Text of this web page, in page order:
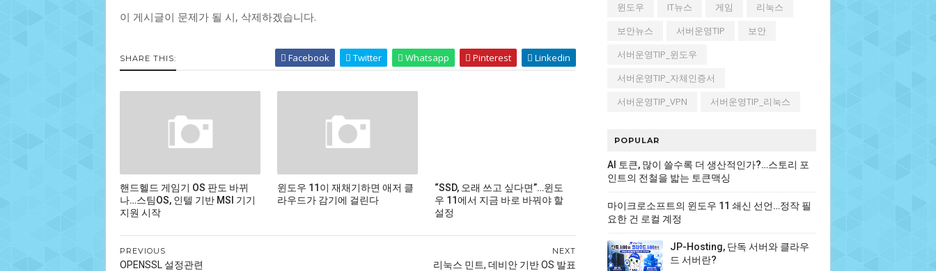
이 게시글이 문제가 될 시, 삭제하겠습니다.
SHARE THIS: Facebook Twitter Whatsapp Pinterest Linkedin
핸드헬드 게임기 OS 판도 바뀌
나…스팀OS, 인텔 기반 MSI 기기
지원 시작
윈도우 11이 재채기하면 애저 클
라우드가 감기에 걸린다
“SSD, 오래 쓰고 싶다면”…윈도
우 11에서 지금 바로 바꿔야 할
설정
NEXT
리눅스 민트, 데비안 기반 OS 발표
PREVIOUS
OPENSSL 설정관련
윈도우 IT뉴스 게임
리눅스
보안뉴스
서버운영TIP
보안
서버운영TIP_윈도우
서버운영TIP_자체인증서
서버운영TIP_VPN
서버운영TIP_리눅스
POPULAR
AI 토큰, 많이 쓸수록 더 생산적인가?…스토리 포
인트의 전철을 밟는 토큰맥싱
마이크로소프트의 윈도우 11 쇄신 선언…정작 필
요한 건 로컬 계정
JP-Hosting, 단독 서버와 클라우
드 서버란?